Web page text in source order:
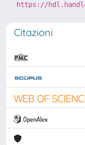
https://
Citazioni